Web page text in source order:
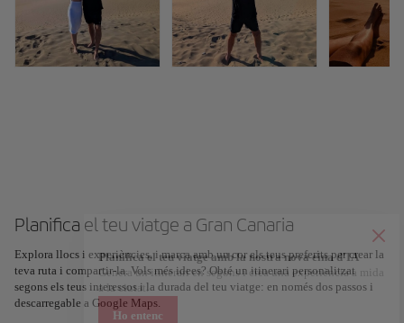
Planifica el teu viatge a Gran Canaria
Explora llocs i experiències, i marca amb un cor els teus preferits per crear la
teva ruta i compartir-la. Vols més idees? Obté un itinerari personalitzat
segons els teus interessos i la durada del teu viatge: en només dos passos i
descarregable a Google Maps.
Planifica el teu viatge amb la nostra nova eina d'IA
Genera un itinerari en segons i crea una experiència a mida
a la ciutat.
Ho entenc